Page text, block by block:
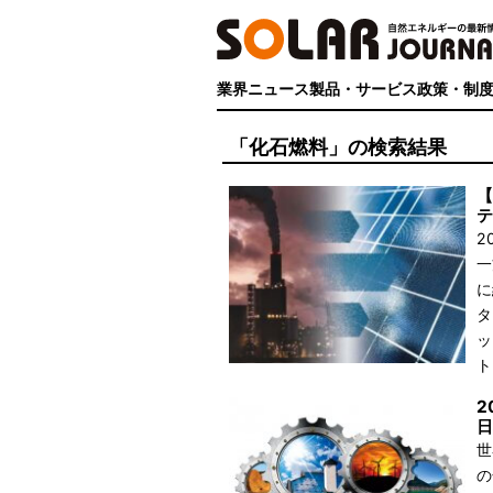
業界ニュース製品・サービス政策・制度
「化石燃料」の検索結果